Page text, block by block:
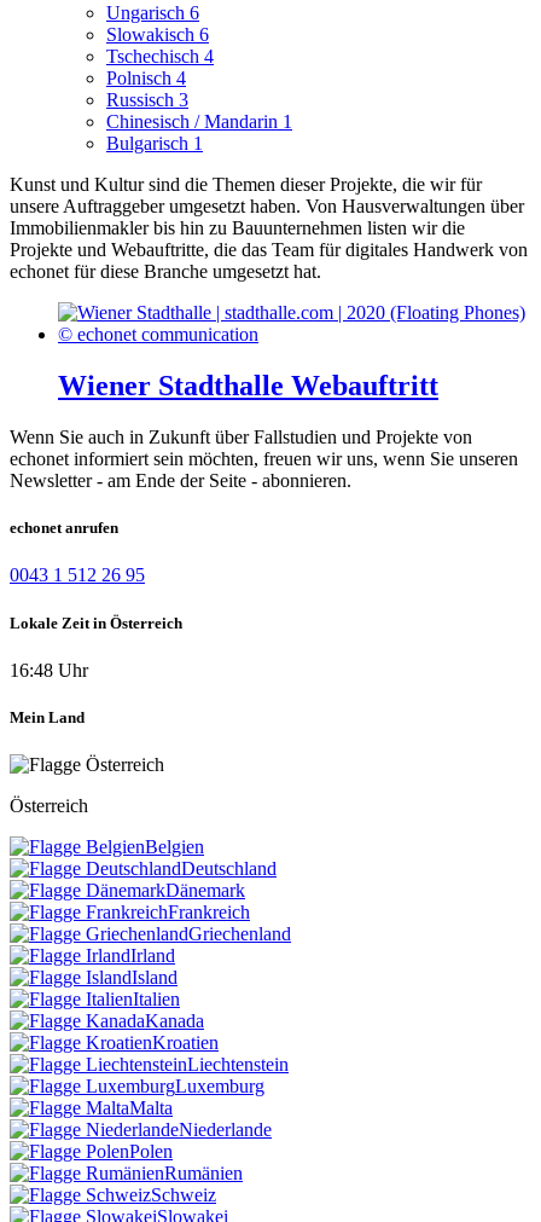
Ungarisch 6
Slowakisch 6
Tschechisch 4
Polnisch 4
Russisch 3
Chinesisch / Mandarin 1
Bulgarisch 1
Kunst und Kultur sind die Themen dieser Projekte, die wir für
unsere Auftraggeber umgesetzt haben. Von Hausverwaltungen über
Immobilienmakler bis hin zu Bauunternehmen listen wir die
Projekte und Webauftritte, die das Team für digitales Handwerk von
echonet für diese Branche umgesetzt hat.
Wiener Stadthalle Webauftritt
Wenn Sie auch in Zukunft über Fallstudien und Projekte von
echonet informiert sein möchten, freuen wir uns, wenn Sie unseren
Newsletter - am Ende der Seite - abonnieren.
echonet anrufen
0043 1 512 26 95
Lokale Zeit in Österreich
16:48 Uhr
Mein Land
Österreich
Belgien
Deutschland
Dänemark
Frankreich
Griechenland
Irland
Island
Italien
Kanada
Kroatien
Liechtenstein
Luxemburg
Malta
Niederlande
Polen
Rumänien
Schweiz
Slowakei